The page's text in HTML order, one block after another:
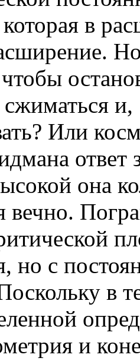
в
сжиматься
Или
ответ
она
вечно.
но с
в
и